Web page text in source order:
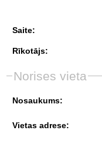
Saite:
Rīkotājs:
Norises vieta
Nosaukums:
Vietas adrese: